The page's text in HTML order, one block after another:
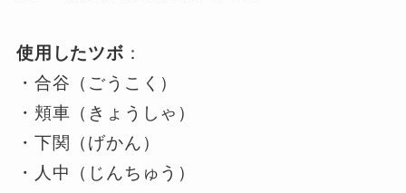
使用したツボ ：
・合谷（ごうこく）
・頬車（きょうしゃ）
・下関（げかん）
・人中（じんちゅう）